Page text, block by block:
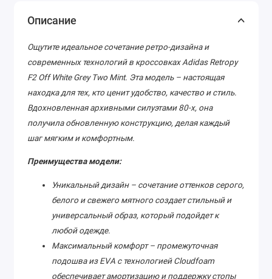
Описание
Ощутите идеальное сочетание ретро-дизайна и
современных технологий в кроссовках Adidas Retropy
F2 Off White Grey Two Mint. Эта модель – настоящая
находка для тех, кто ценит удобство, качество и стиль.
Вдохновленная архивными силуэтами 80-х, она
получила обновленную конструкцию, делая каждый
шаг мягким и комфортным.
Преимущества модели:
Уникальный дизайн – сочетание оттенков серого,
белого и свежего мятного создает стильный и
универсальный образ, который подойдет к
любой одежде.
Максимальный комфорт – промежуточная
подошва из EVA с технологией Cloudfoam
обеспечивает амортизацию и поддержку стопы